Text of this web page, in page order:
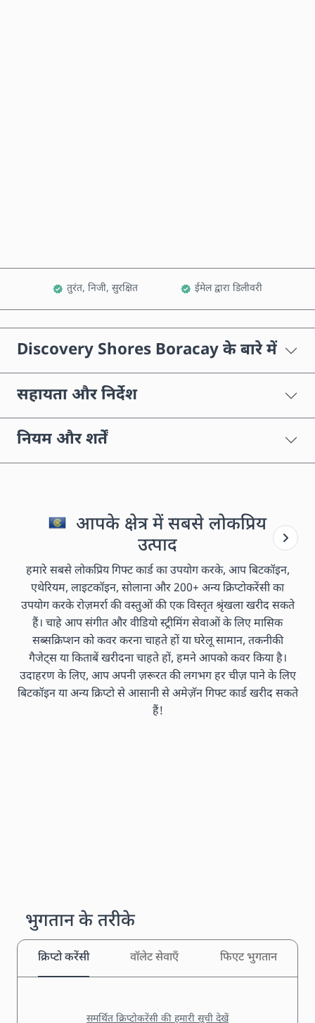
तुरंत, निजी, सुरक्षित ईमेल द्वारा डिलीवरी
Discovery Shores Boracay के बारे में
सहायता और निर्देश
नियम और शर्तें
आपके क्षेत्र में सबसे लोकप्रिय
उत्पाद
हमारे सबसे लोकप्रिय गिफ्ट कार्ड का उपयोग करके, आप बिटकॉइन,
एथेरियम, लाइटकॉइन, सोलाना और 200+ अन्य क्रिप्टोकरेंसी का
उपयोग करके रोज़मर्रा की वस्तुओं की एक विस्तृत श्रृंखला खरीद सकते
हैं। चाहे आप संगीत और वीडियो स्ट्रीमिंग सेवाओं के लिए मासिक
सब्सक्रिप्शन को कवर करना चाहते हों या घरेलू सामान, तकनीकी
गैजेट्स या किताबें खरीदना चाहते हों, हमने आपको कवर किया है।
उदाहरण के लिए, आप अपनी ज़रूरत की लगभग हर चीज़ पाने के लिए
बिटकॉइन या अन्य क्रिप्टो से आसानी से अमेज़ॅन गिफ्ट कार्ड खरीद सकते
हैं!
भुगतान के तरीके
क्रिप्टो करेंसी वॉलेट सेवाएँ फिएट भुगतान
समर्थित क्रिप्टोकरेंसी की हमारी सूची देखें